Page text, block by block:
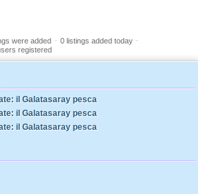
were added - 0 listings added today -
registered
il Galatasaray pesca
il Galatasaray pesca
il Galatasaray pesca